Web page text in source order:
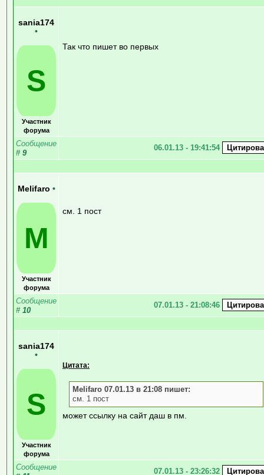
sania174
•
S
Участник
форума
Так что пишет во первых
Сообщение
# 9
06.01.13 - 19:41:54
Melifaro •
M
Участник
форума
см. 1 пост
Сообщение
# 10
07.01.13 - 21:08:46
sania174
•
S
Участник
форума
Цитата:
Melifaro 07.01.13 в 21:08 пишет:
см. 1 пост
может ссылку на сайт даш в пм.
Сообщение
07.01.13 - 23:26:32